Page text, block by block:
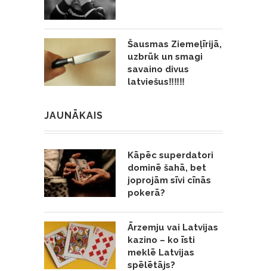
Šausmas Ziemeļīrijā,
uzbrūk un smagi
savaino divus
latviešus‼️‼️‼️
JAUNĀKAIS
Kāpēc superdatori
dominē šahā, bet
joprojām sīvi cīnās
pokerā?
Ārzemju vai Latvijas
kazino – ko īsti
meklē Latvijas
spēlētājs?